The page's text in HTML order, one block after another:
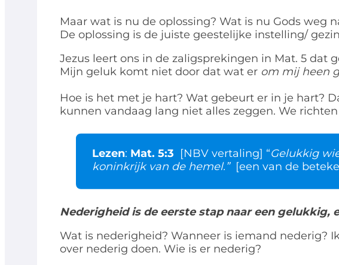
Maar wat is nu de oplossing? Wat is nu Gods weg
De oplossing is de juiste geestelijke instelling/
Jezus leert ons in de zaligsprekingen in Mat. 5 dat
Mijn geluk komt niet door dat wat er om mij heen
Hoe is het met je hart? Wat gebeurt er in je hart?
kunnen vandaag lang niet alles zeggen. We
Lezen: Mat. 5:3 [NBV vertaling] “Gelukkig
koninkrijk van de hemel.”[een van de
Nederigheid is de eerste stap naar een gelukkig,
Wat is nederigheid? Wanneer is iemand nederig?
over nederig doen. Wie is er nederig?